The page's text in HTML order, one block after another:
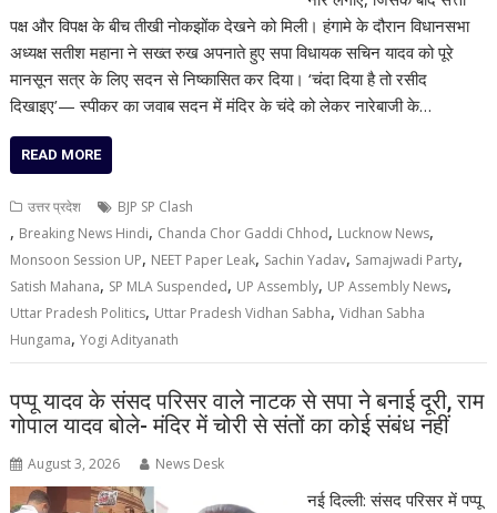
पक्ष और विपक्ष के बीच तीखी नोकझोंक देखने को मिली। हंगामे के दौरान विधानसभा
अध्यक्ष सतीश महाना ने सख्त रुख अपनाते हुए सपा विधायक सचिन यादव को पूरे
मानसून सत्र के लिए सदन से निष्कासित कर दिया। ‘चंदा दिया है तो रसीद
दिखाइए’— स्पीकर का जवाब सदन में मंदिर के चंदे को लेकर नारेबाजी के…
READ MORE
उत्तर प्रदेश BJP SP Clash
, Breaking News Hindi, Chanda Chor Gaddi Chhod, Lucknow News,
Monsoon Session UP, NEET Paper Leak, Sachin Yadav, Samajwadi Party,
Satish Mahana, SP MLA Suspended, UP Assembly, UP Assembly News,
Uttar Pradesh Politics, Uttar Pradesh Vidhan Sabha,Vidhan Sabha
Hungama,Yogi Adityanath
पप्पू यादव के संसद परिसर वाले नाटक से सपा ने बनाई दूरी, राम
गोपाल यादव बोले- मंदिर में चोरी से संतों का कोई संबंध नहीं
August 3, 2026 News Desk
नई दिल्ली: संसद परिसर में पप्पू